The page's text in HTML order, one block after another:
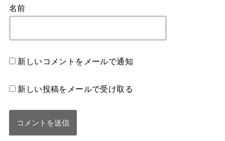
名前
新しいコメントをメールで通知
新しい投稿をメールで受け取る